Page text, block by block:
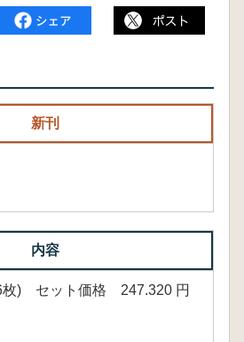
新刊
内容
) セット価格 247.320 円